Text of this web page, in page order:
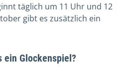
täglich um 11 Uhr und 12
gibt es zusätzlich ein
ein Glockenspiel?